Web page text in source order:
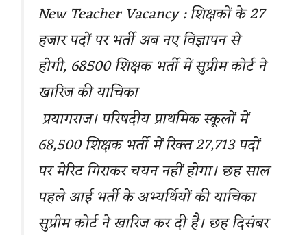
New Teacher Vacancy : शिक्षकों के 27
हजार पदों पर भर्ती अब नए विज्ञापन से
होगी, 68500 शिक्षक भर्ती में सुप्रीम कोर्ट ने
खारिज की याचिका
प्रयागराज। परिषदीय प्राथमिक स्कूलों में
68,500 शिक्षक भर्ती में रिक्त 27,713 पदों
पर मेरिट गिराकर चयन नहीं होगा। छह साल
पहले आई भर्ती के अभ्यर्थियों की याचिका
सुप्रीम कोर्ट ने खारिज कर दी है। छह दिसंबर